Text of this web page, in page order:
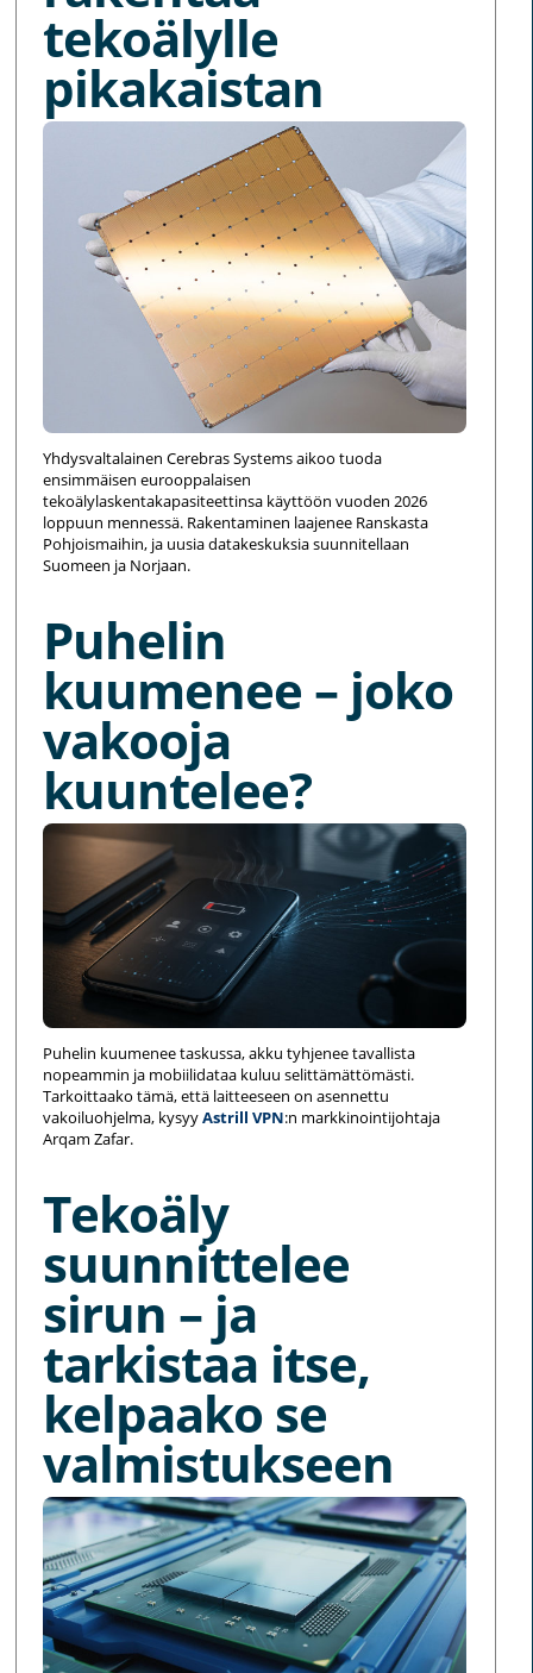
tekoälylle
pikakaistan
Yhdysvaltalainen Cerebras Systems aikoo tuoda
ensimmäisen eurooppalaisen
tekoälylaskentakapasiteettinsa käyttöön vuoden 2026
loppuun mennessä. Rakentaminen laajenee Ranskasta
Pohjoismaihin, ja uusia datakeskuksia suunnitellaan
Suomeen ja Norjaan.
Puhelin
kuumenee – joko
vakooja
kuuntelee?
Puhelin kuumenee taskussa, akku tyhjenee tavallista
nopeammin ja mobiilidataa kuluu selittämättömästi.
Tarkoittaako tämä, että laitteeseen on asennettu
vakoiluohjelma, kysyyAstrill VPN:n markkinointijohtaja
Arqam Zafar.
Tekoäly
suunnittelee
sirun – ja
tarkistaa itse,
kelpaako se
valmistukseen